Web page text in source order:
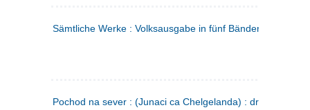
Sämtliche Werke : Volksausgabe in fünf Bänden
Pochod na sever : (Junaci ca Chelgelanda) : drama u četiri